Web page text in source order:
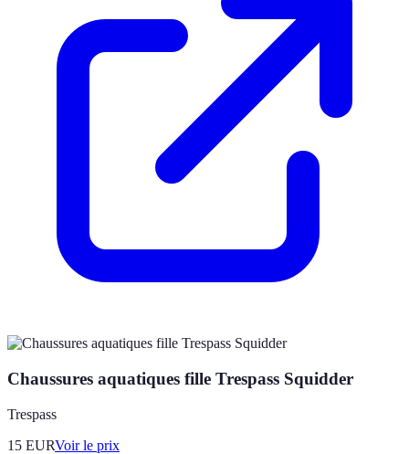
Chaussures aquatiques fille Trespass Squidder
Trespass
15 EURVoir le prix